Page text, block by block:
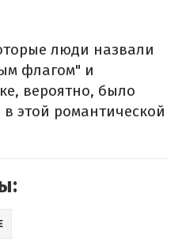
люди назвали
флагом" и
вероятно, было
в этой романтической